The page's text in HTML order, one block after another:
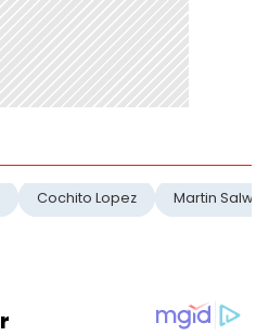
Cochito Lopez Martin Salwe